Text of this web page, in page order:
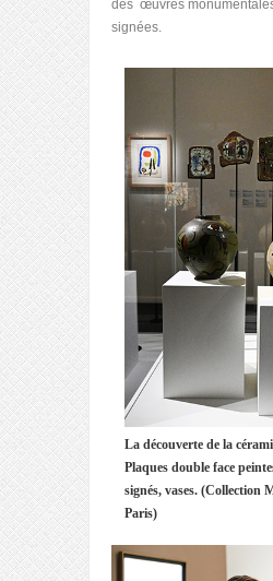
des œuvres
signées.
La découverte de la
Plaques double face
signés, vases. (Collection
Paris)